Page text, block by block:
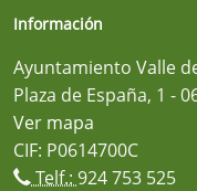
Información
Ayuntamiento Valle
Plaza de España, 1 -
Ver mapa
CIF: P0614700C
Telf.: 924 753 525